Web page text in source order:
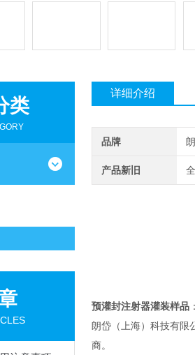
类
详细介绍
品牌
产品新旧
预灌封注射器灌装样品
朗岱（上海）科技有限
商。